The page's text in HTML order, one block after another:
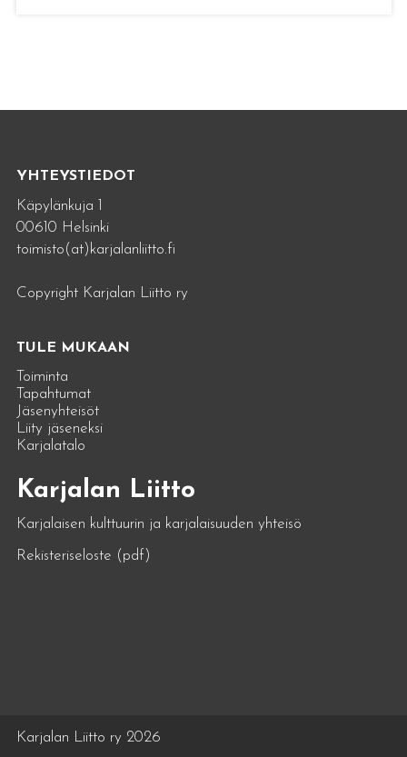
YHTEYSTIEDOT
Käpylänkuja 1
00610 Helsinki
toimisto(at)karjalanliitto.fi
Copyright Karjalan Liitto ry
TULE MUKAAN
Toiminta
Tapahtumat
Jäsenyhteisöt
Liity jäseneksi
Karjalatalo
Karjalan Liitto
Karjalaisen kulttuurin ja karjalaisuuden yhteisö
Rekisteriseloste (pdf)
Karjalan Liitto ry 2026